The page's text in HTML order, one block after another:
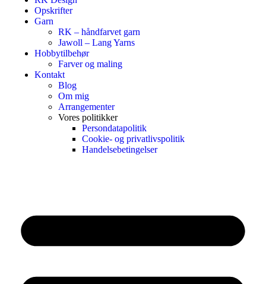
Opskrifter
Garn
RK – håndfarvet garn
Jawoll – Lang Yarns
Hobbytilbehør
Farver og maling
Kontakt
Blog
Om mig
Arrangementer
Vores politikker
Persondatapolitik
Cookie- og privatlivspolitik
Handelsebetingelser